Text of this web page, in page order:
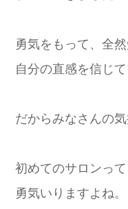
勇気をもって、全
自分の直感を信じて
だからみなさんの
初めてのサロンって
勇気いりますよね。